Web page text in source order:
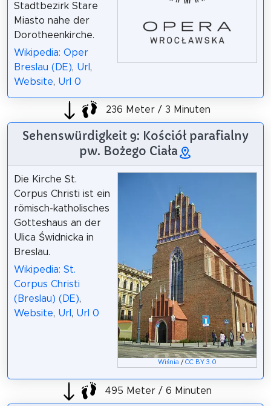
Stadtbezirk Stare
Miasto nahe der
Dorotheenkirche.
Wikipedia: Oper
Breslau (DE), Url ,
Website, Url 0
236 Meter / 3 Minuten
Sehenswürdigkeit 9: Kościół parafialny
pw. Bożego Ciała
Wiśnia /CC BY 3.0
Die Kirche St.
Corpus Christi ist ein
römisch-katholisches
Gotteshaus an der
Ulica Świdnicka in
Breslau.
Wikipedia: St.
Corpus Christi
(Breslau) (DE),
Website, Url , Url 0
495 Meter / 6 Minuten